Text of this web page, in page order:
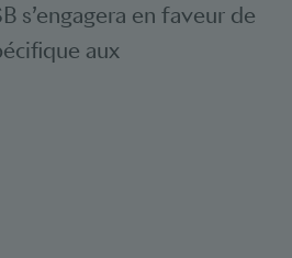
s’engagera en faveur de
aux